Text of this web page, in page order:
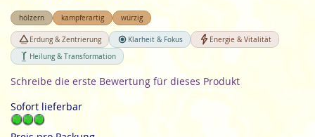
hölzern kampferartig würzig
Erdung & Zentrierung Klarheit & Fokus
Energie & Vitalität
Heilung & Transformation
Schreibe die erste Bewertung für dieses Produkt
Sofort lieferbar